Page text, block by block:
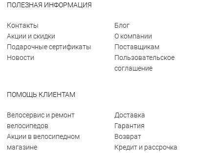
ПОЛЕЗНАЯ ИНФОРМАЦИЯ
Контакты
Акции и скидки
Подарочные сертификаты
Новости
Блог
О компании
Поставщикам
Пользовательское
соглашение
ПОМОЩЬ КЛИЕНТАМ
Велосервис и ремонт
велосипедов
Акции в велосипедном
магазине
Доставка
Гарантия
Возврат
Кредит и рассрочка